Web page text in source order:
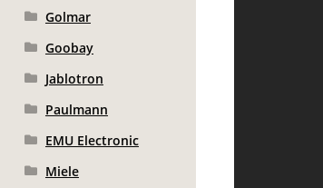
Golmar
Goobay
Jablotron
Paulmann
EMU Electronic
Miele